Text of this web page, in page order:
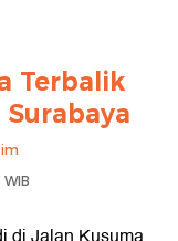
Terbalik